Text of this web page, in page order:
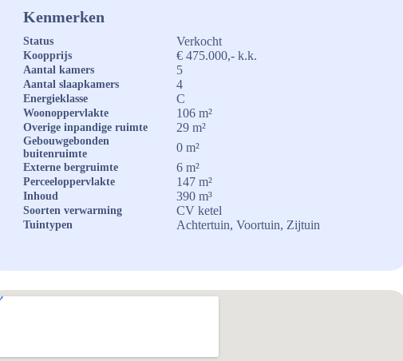
Kenmerken
Status Verkocht
Koopprijs € 475.000,- k.k.
Aantal kamers 5
Aantal slaapkamers 4
Energieklasse C
Woonoppervlakte 106 m²
Overige inpandige ruimte 29 m²
Gebouwgebonden
buitenruimte
0 m²
Externe bergruimte 6 m²
Perceeloppervlakte 147 m²
Inhoud 390 m³
Soorten verwarming CV ketel
Tuintypen Achtertuin, Voortuin, Zijtuin